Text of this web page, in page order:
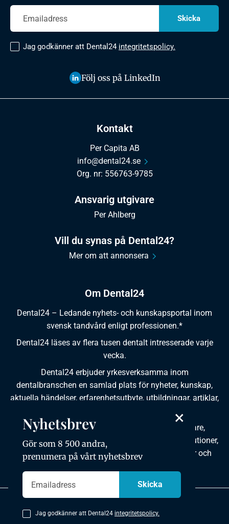
Om Dental24
Dental24 – Ledande nyhets- och kunskapsportal inom
svensk tandvård enligt professionen.*
Dental24 läses av flera tusen dentalt intresserade varje
vecka.
Dental24 erbjuder yrkesverksamma inom
dentalbranschen en samlad plats för nyheter, kunskap,
aktuella händelser, erfarenhetsutbyte, utbildningar, artiklar,
Dental24 produceras i samverkan med tandläkare,
tandhygienister, tandsköterskor, tandtekniker, institutioner,
kursgivare, föreningar, organisationer, leverantörer och
Kontakt
Per Capita AB
info@dental24.se
Org. nr: 556763-9785
Ansvarig utgivare
Per Ahlberg
Vill du synas på Dental24?
Mer om att annonsera
Jag godkänner att Dental24 integritetspolicy.
Följ oss på LinkedIn
Copyright © 2026 Dental24. All rights reserved.
×
Nyhetsbrev
Gör som 8 500 andra,
prenumera på vårt nyhetsbrev
Jag godkänner att Dental24 integritetspolicy.